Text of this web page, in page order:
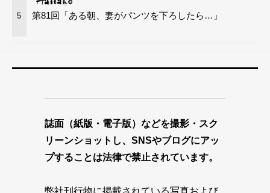
5 第81回「ある朝、妻がパンツを下ろしたら…」
誌面（紙版・電子版）などを撮影・スク
リーンショットし、SNSやブログにアッ
プすることは法律で禁止されています。
弊社刊行物に掲載されている写真および